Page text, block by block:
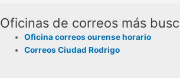
Oficinas de correos más
Oficina correos ourense horario
Correos Ciudad Rodrigo